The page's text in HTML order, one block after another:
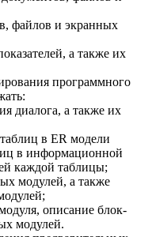
файлов и экранных
а также их
программного
диалога, а также их
в ER модели
в информационной
каждой таблицы;
модулей, а также
описание блок-
модулей.